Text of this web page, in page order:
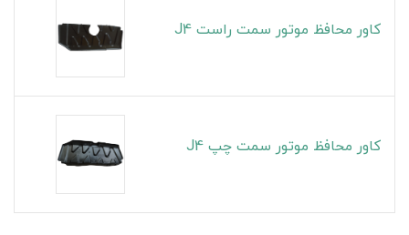
کاور محافظ موتور سمت راست J4
کاور محافظ موتور سمت چپ J4